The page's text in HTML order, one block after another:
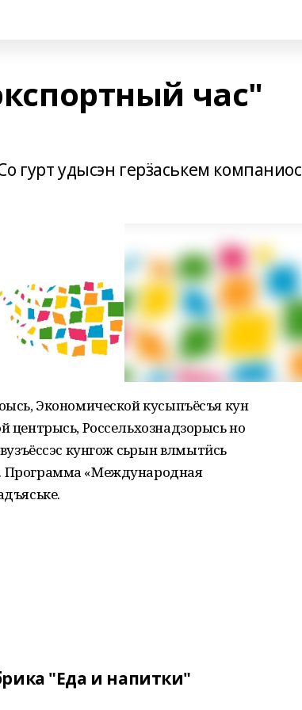
час"
гурт удысэн герӟаськем компаниос
Экономической кусыпъёсъя кун
центрысь, Россельхознадзорысь но
кунгож сьӧрын вӧлмытӥсь
Программа «Международная
"Еда и напитки"